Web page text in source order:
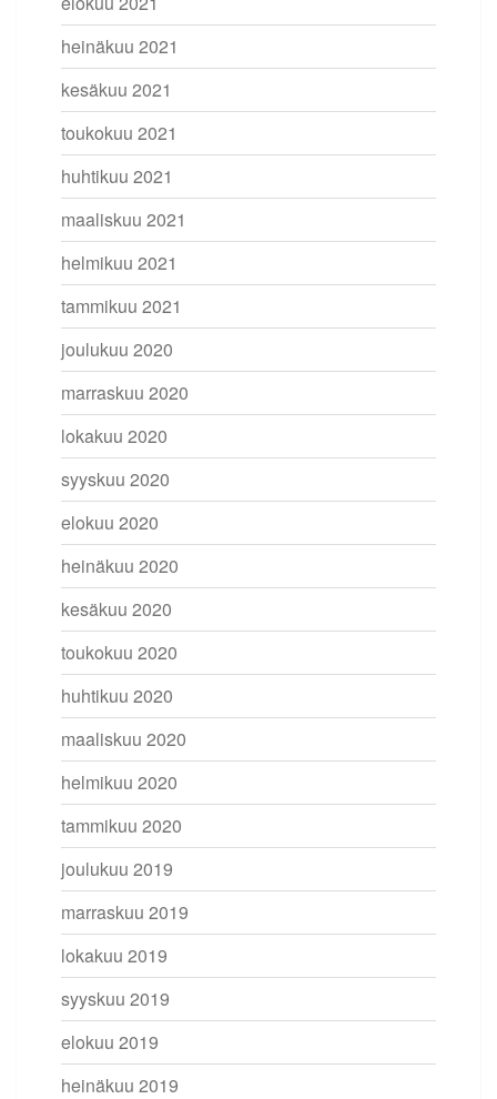
heinäkuu 2021
kesäkuu 2021
toukokuu 2021
huhtikuu 2021
maaliskuu 2021
helmikuu 2021
tammikuu 2021
joulukuu 2020
marraskuu 2020
lokakuu 2020
syyskuu 2020
elokuu 2020
heinäkuu 2020
kesäkuu 2020
toukokuu 2020
huhtikuu 2020
maaliskuu 2020
helmikuu 2020
tammikuu 2020
joulukuu 2019
marraskuu 2019
lokakuu 2019
syyskuu 2019
elokuu 2019
heinäkuu 2019